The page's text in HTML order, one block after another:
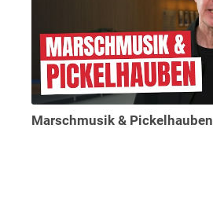
Marschmusik & Pickelhauben